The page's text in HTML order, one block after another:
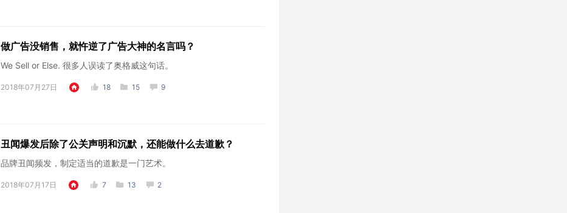
做广告没销售，就忤逆了广告大神的名言吗？
We Sell or Else. 很多人误读了奥格威这句话。
2018年07月27日 18 15 9
丑闻爆发后除了公关声明和沉默，还能做什么去道歉？
品牌丑闻频发，制定适当的道歉是一门艺术。
2018年07月17日 7 13 2